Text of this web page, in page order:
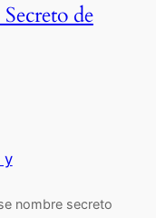
de
y
nombre secreto